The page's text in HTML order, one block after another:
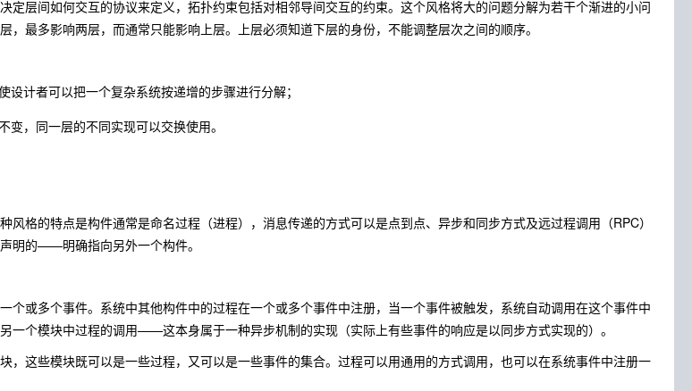
定层间如何交互的协议来定义，拓扑约束包括对相邻导间交互的约束。这个风格将大的问题分解为若干个渐进的小问
，最多影响两层，而通常只能影响上层。上层必须知道下层的身份，不能调整层次之间的顺序。
计者可以把一个复杂系统按递增的步骤进行分解；
，同一层的不同实现可以交换使用。
风格的特点是构件通常是命名过程（进程），消息传递的方式可以是点到点、异步和同步方式及远过程调用（RPC）
明的——明确指向另外一个构件。
个或多个事件。系统中其他构件中的过程在一个或多个事件中注册，当一个事件被触发，系统自动调用在这个事件中
一个模块中过程的调用——这本身属于一种异步机制的实现（实际上有些事件的响应是以同步方式实现的）。
，这些模块既可以是一些过程，又可以是一些事件的集合。过程可以用通用的方式调用，也可以在系统事件中注册一